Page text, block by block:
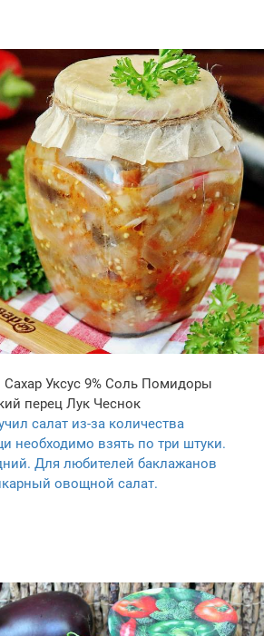
Сахар Уксус 9% Соль Помидоры
перец Лук Чеснок
салат из-за количества
необходимо взять по три штуки.
Для любителей баклажанов
овощной салат.